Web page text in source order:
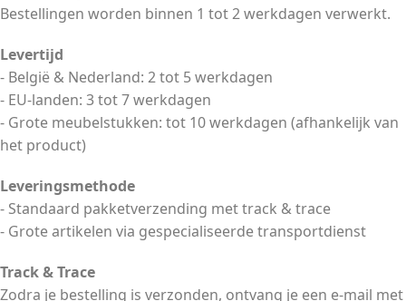
Bestellingen worden binnen 1 tot 2 werkdagen verwerkt.
Levertijd
- België & Nederland: 2 tot 5 werkdagen
- EU-landen: 3 tot 7 werkdagen
- Grote meubelstukken: tot 10 werkdagen (afhankelijk van
het product)
Leveringsmethode
- Standaard pakketverzending met track & trace
- Grote artikelen via gespecialiseerde transportdienst
Track & Trace
Zodra je bestelling is verzonden, ontvang je een e-mail met